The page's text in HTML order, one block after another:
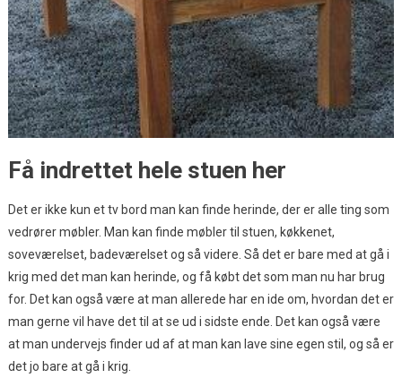
Få indrettet hele stuen her
Det er ikke kun et tv bord man kan finde herinde, der er alle ting som
vedrører møbler. Man kan finde møbler til stuen, køkkenet,
soveværelset, badeværelset og så videre. Så det er bare med at gå i
krig med det man kan herinde, og få købt det som man nu har brug
for. Det kan også være at man allerede har en ide om, hvordan det er
man gerne vil have det til at se ud i sidste ende. Det kan også være
at man undervejs finder ud af at man kan lave sine egen stil, og så er
det jo bare at gå i krig.